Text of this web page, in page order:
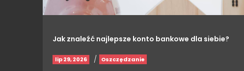
Jak znaleźć najlepsze konto bankowe dla siebie?
lip 29, 2026 / Oszczędzanie